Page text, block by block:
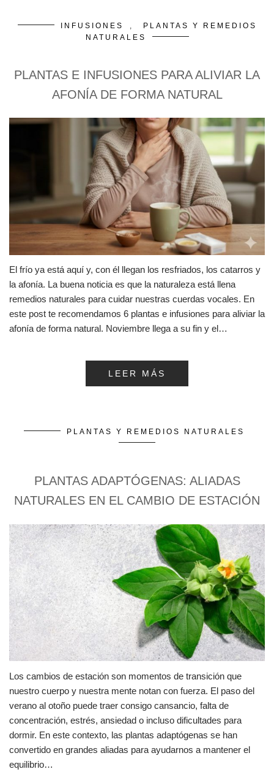
INFUSIONES
PLANTAS Y REMEDIOS
NATURALES
PLANTAS E INFUSIONES PARA ALIVIAR LA
AFONÍA DE FORMA NATURAL
El frío ya está aquí y, con él llegan los resfriados, los catarros y
la afonía. La buena noticia es que la naturaleza está llena
remedios naturales para cuidar nuestras cuerdas vocales. En
este post te recomendamos 6 plantas e infusiones para aliviar la
afonía de forma natural. Noviembre llega a su fin y el…
LEER MÁS
PLANTAS Y REMEDIOS NATURALES
PLANTAS ADAPTÓGENAS: ALIADAS
NATURALES EN EL CAMBIO DE ESTACIÓN
Los cambios de estación son momentos de transición que
nuestro cuerpo y nuestra mente notan con fuerza. El paso del
verano al otoño puede traer consigo cansancio, falta de
concentración, estrés, ansiedad o incluso dificultades para
dormir. En este contexto, las plantas adaptógenas se han
convertido en grandes aliadas para ayudarnos a mantener el
equilibrio…